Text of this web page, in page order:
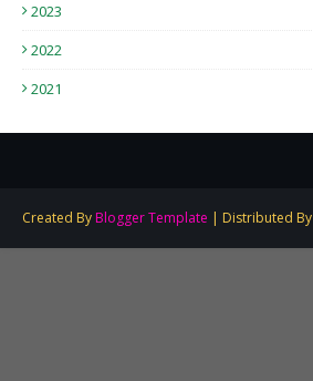
2023
2022
2021
Created By Blogger Template | Distributed By